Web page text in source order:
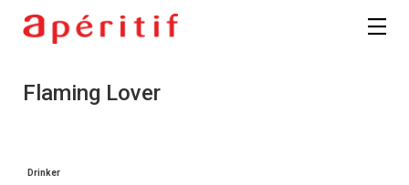
Registrer deg
Flaming Lover
Drinker